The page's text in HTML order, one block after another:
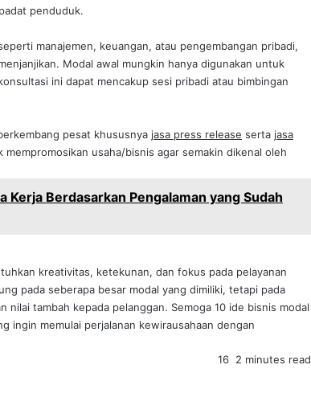
penduduk.
manajemen, keuangan, atau pengembangan pribadi,
Modal awal mungkin hanya digunakan untuk
ini dapat mencakup sesi pribadi atau bimbingan
pesat khususnya jasa press release serta jasa
mempromosikan usaha/bisnis agar semakin dikenal oleh
Kerja Berdasarkan Pengalaman yang Sudah
kreativitas, ketekunan, dan fokus pada pelayanan
pada seberapa besar modal yang dimiliki, tetapi pada
nilai tambah kepada pelanggan. Semoga 10 ide bisnis modal
ingin memulai perjalanan kewirausahaan dengan
16 2 minutes read